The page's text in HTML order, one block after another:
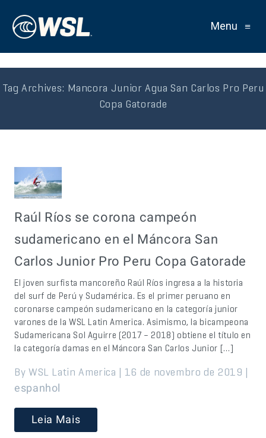
Menu ≡
Tag Archives: Mancora Junior Agua San Carlos Pro Peru
Copa Gatorade
Raúl Ríos se corona campeón
sudamericano en el Máncora San
Carlos Junior Pro Peru Copa Gatorade
El joven surfista mancoreño Raúl Ríos ingresa a la historia
del surf de Perú y Sudamérica. Es el primer peruano en
coronarse campeón sudamericano en la categoría junior
varones de la WSL Latin America. Asimismo, la bicampeona
Sudamericana Sol Aguirre (2017 – 2018) obtiene el título en
la categoría damas en el Máncora San Carlos Junior […]
By WSL Latin America | 16 de novembro de 2019 |
espanhol
Leia Mais